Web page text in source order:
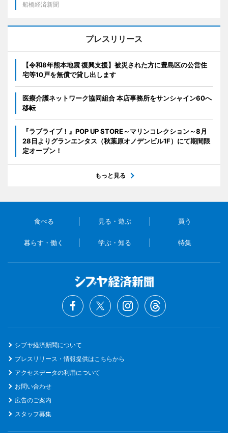
船橋経済新聞
プレスリリース
【令和8年熊本地震 復興支援】被災された方に豊島区の公営住
宅等10戸を無償で貸し出します
医療介護ネットワーク協同組合 本店事務所をサンシャイン60へ
移転
『ラブライブ！』POP UP STORE～マリンコレクション～8月
28日よりグランエンタス（秋葉原オノデンビル1F）にて期間限
定オープン！
もっと見る
食べる 見る・遊ぶ 買う
暮らす・働く 学ぶ・知る 特集
シブヤ経済新聞について
プレスリリース・情報提供はこちらから
アクセスデータの利用について
お問い合わせ
広告のご案内
スタッフ募集